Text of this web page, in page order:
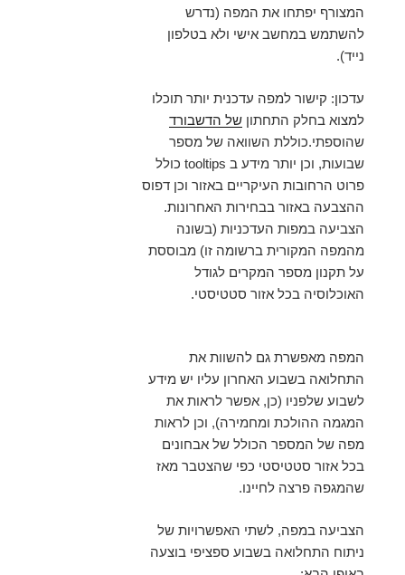
המצורף יפתחו את המפה (נדרש
להשתמש במחשב אישי ולא בטלפון
נייד).
עדכון: קישור למפה עדכנית יותר תוכלו
למצוא בחלק התחתון של הדשבורד
שהוספתי.כוללת השוואה של מספר
שבועות, וכן יותר מידע ב tooltips כולל
פרוט הרחובות העיקריים באזור וכן דפוס
ההצבעה באזור בבחירות האחרונות.
הצביעה במפות העדכניות (בשונה
מהמפה המקורית ברשומה זו) מבוססת
על תקנון מספר המקרים לגודל
האוכלוסיה בכל אזור סטטיסטי.
המפה מאפשרת גם להשוות את
התחלואה בשבוע האחרון עליו יש מידע
לשבוע שלפניו (כן, אפשר לראות את
המגמה ההולכת ומחמירה), וכן לראות
מפה של המספר הכולל של אבחונים
בכל אזור סטטיסטי כפי שהצטבר מאז
שהמגפה פרצה לחיינו.
הצביעה במפה, לשתי האפשרויות של
ניתוח התחלואה בשבוע ספציפי בוצעה